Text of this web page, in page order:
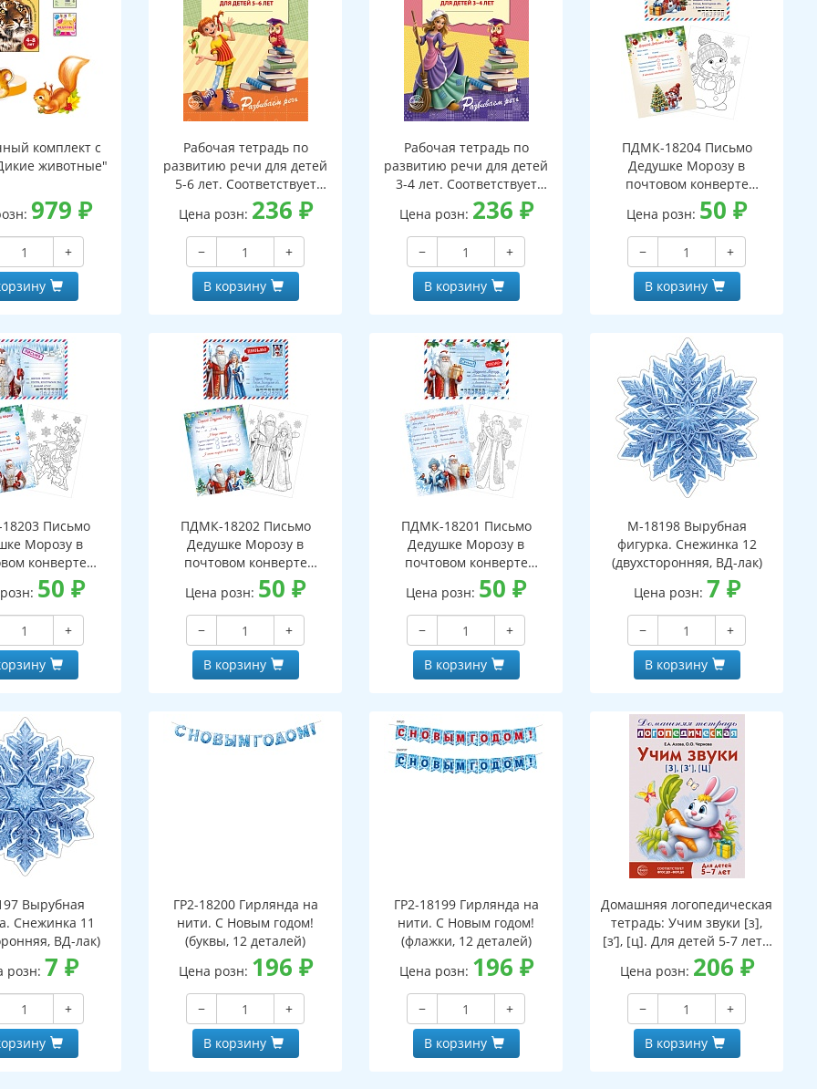
комплект с
животные"
979 ₽
+
Рабочая тетрадь по
развитию речи для детей
5-6 лет. Соответствует
ФГОС ДО - 3-е изд. испр.
Цена розн: 236 ₽
−
+
В корзину
Рабочая тетрадь по
развитию речи для детей
3-4 лет. Соответствует
ФГОС ДО - 3-е изд. испр.
Цена розн: 236 ₽
−
+
В корзину
ПДМК-18204 Письмо
Дедушке Морозу в
почтовом конверте
(конверт, письмо с текстом
и раскраской на обороте,
вырубная фигурка)
Цена розн: 50₽
−
+
В корзину
Письмо
Морозу в
конверте
письмо с текстом
на обороте,
фигурка)
50₽
+
ПДМК-18202 Письмо
Дедушке Морозу в
почтовом конверте
(конверт, письмо с текстом
и раскраской на обороте,
вырубная фигурка)
Цена розн: 50₽
−
+
В корзину
ПДМК-18201 Письмо
Дедушке Морозу в
почтовом конверте
(конверт, письмо с текстом
и раскраской на обороте,
вырубная фигурка)
Цена розн: 50₽
−
+
В корзину
М-18198 Вырубная
фигурка. Снежинка 12
(двухсторонняя, ВД-лак)
Цена розн: 7 ₽
−
+
В корзину
Вырубная
Снежинка 11
ВД-лак)
розн: 7 ₽
+
ГР2-18200 Гирлянда на
нити. С Новым годом!
(буквы, 12 деталей)
Цена розн: 196 ₽
−
+
В корзину
ГР2-18199 Гирлянда на
нити. С Новым годом!
(флажки, 12 деталей)
Цена розн: 196 ₽
−
+
В корзину
Домашняя логопедическая
тетрадь: Учим звуки [з],
[з’], [ц]. Для детей 5-7 лет -
3-е изд.
Цена розн: 206 ₽
−
+
В корзину